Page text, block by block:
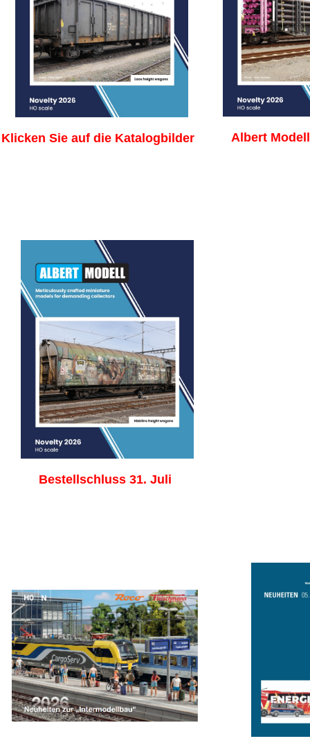
Klicken Sie auf die Katalogbilder Albert
Bestellschluss 31. Juli